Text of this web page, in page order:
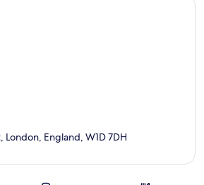
England, W1D 7DH